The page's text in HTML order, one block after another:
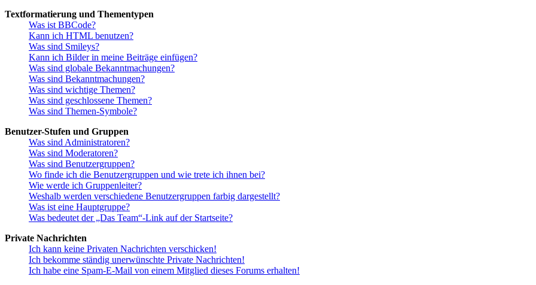
Textformatierung und Thementypen
Was ist BBCode?
Kann ich HTML benutzen?
Was sind Smileys?
Kann ich Bilder in meine Beiträge einfügen?
Was sind globale Bekanntmachungen?
Was sind Bekanntmachungen?
Was sind wichtige Themen?
Was sind geschlossene Themen?
Was sind Themen-Symbole?
Benutzer-Stufen und Gruppen
Was sind Administratoren?
Was sind Moderatoren?
Was sind Benutzergruppen?
Wo finde ich die Benutzergruppen und wie trete ich ihnen bei?
Wie werde ich Gruppenleiter?
Weshalb werden verschiedene Benutzergruppen farbig dargestellt?
Was ist eine Hauptgruppe?
Was bedeutet der „Das Team“-Link auf der Startseite?
Private Nachrichten
Ich kann keine Privaten Nachrichten verschicken!
Ich bekomme ständig unerwünschte Private Nachrichten!
Ich habe eine Spam-E-Mail von einem Mitglied dieses Forums erhalten!